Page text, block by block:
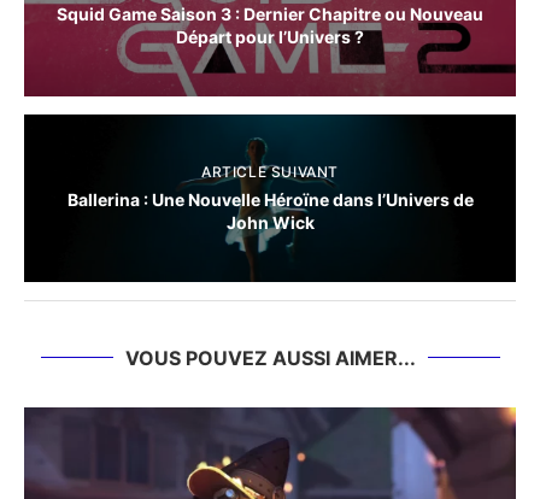
Squid Game Saison 3 : Dernier Chapitre ou Nouveau
Départ pour l’Univers ?
ARTICLE SUIVANT
Ballerina : Une Nouvelle Héroïne dans l’Univers de
John Wick
VOUS POUVEZ AUSSI AIMER...